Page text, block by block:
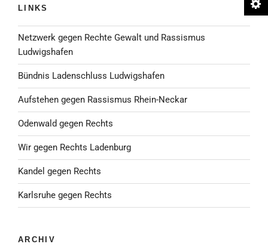
LINKS
Netzwerk gegen Rechte Gewalt und Rassismus
Ludwigshafen
Bündnis Ladenschluss Ludwigshafen
Aufstehen gegen Rassismus Rhein-Neckar
Odenwald gegen Rechts
Wir gegen Rechts Ladenburg
Kandel gegen Rechts
Karlsruhe gegen Rechts
ARCHIV